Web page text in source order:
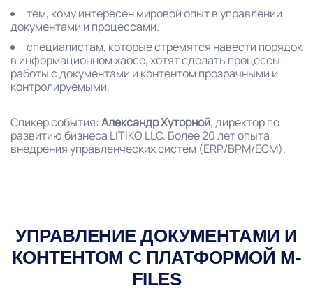
тем, кому интересен мировой опыт в управлении
документами и процессами.
специалистам, которые стремятся навести порядок
в информационном хаосе, хотят сделать процессы
работы с документами и контентом прозрачными и
контролируемыми.
Спикер события: Александр Хуторной, директор по
развитию бизнеса LITIKO LLC. Более 20 лет опыта
внедрения управленческих систем (ERP/BPM/ECM).
УПРАВЛЕНИЕ ДОКУМЕНТАМИ И
КОНТЕНТОМ С ПЛАТФОРМОЙ M-
FILES